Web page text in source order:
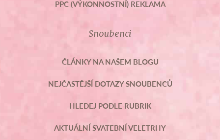
PPC (VÝKONNOSTNÍ) REKLAMA
Snoubenci
ČLÁNKY NA NAŠEM BLOGU
NEJČASTĚJŠÍ DOTAZY SNOUBENCŮ
HLEDEJ PODLE RUBRIK
AKTUÁLNÍ SVATEBNÍ VELETRHY